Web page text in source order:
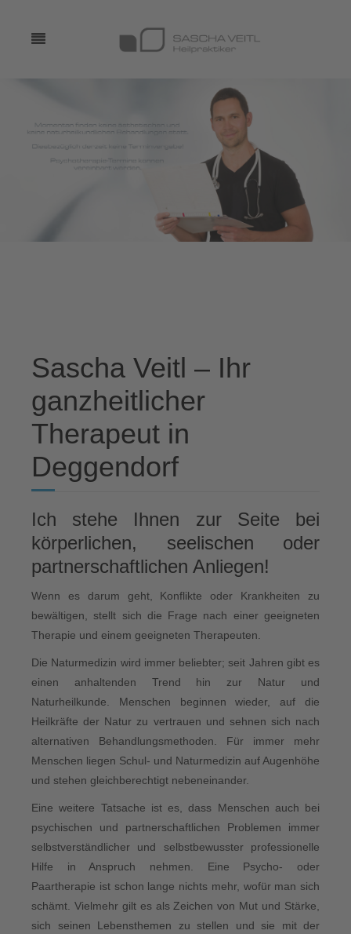
Sascha Veitl – Ihr
ganzheitlicher
Therapeut in
Deggendorf
Ich stehe Ihnen zur Seite bei
körperlichen, seelischen oder
partnerschaftlichen Anliegen!
Wenn es darum geht, Konflikte oder Krankheiten zu
bewältigen, stellt sich die Frage nach einer geeigneten
Therapie und einem geeigneten Therapeuten.
Die Naturmedizin wird immer beliebter; seit Jahren gibt es
einen anhaltenden Trend hin zur Natur und
Naturheilkunde. Menschen beginnen wieder, auf die
Heilkräfte der Natur zu vertrauen und sehnen sich nach
alternativen Behandlungsmethoden. Für immer mehr
Menschen liegen Schul- und Naturmedizin auf Augenhöhe
und stehen gleichberechtigt nebeneinander.
Eine weitere Tatsache ist es, dass Menschen auch bei
psychischen und partnerschaftlichen Problemen immer
selbstverständlicher und selbstbewusster professionelle
Hilfe in Anspruch nehmen. Eine Psycho- oder
Paartherapie ist schon lange nichts mehr, wofür man sich
schämt. Vielmehr gilt es als Zeichen von Mut und Stärke,
sich seinen Lebensthemen zu stellen und sie mit der